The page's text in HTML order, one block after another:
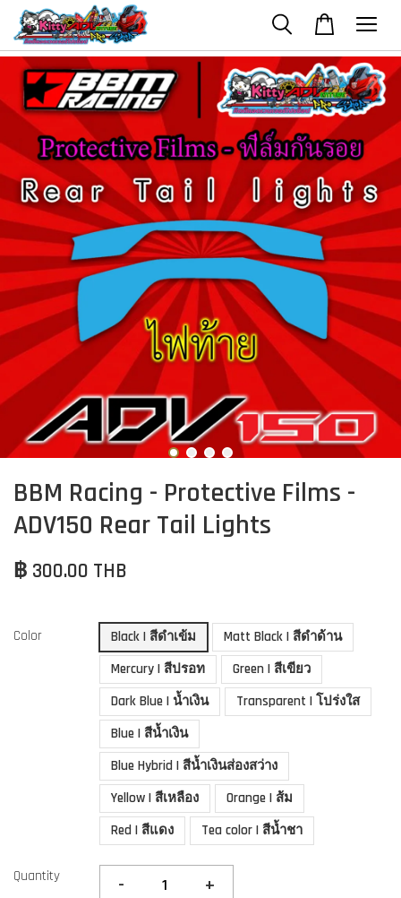
BBM Racing - Protective Films -
ADV150 Rear Tail Lights
฿ 300.00 THB
Color Black | สีดำเข้ม
Matt Black | สีดำด้าน
Mercury | สีปรอท
Green | สีเขียว
Dark Blue | น้ำเงิน
Transparent | โปร่งใส
Blue | สีน้ำเงิน
Blue Hybrid | สีน้ำเงินส่องสว่าง
Yellow | สีเหลือง
Orange | ส้ม
Red | สีแดง
Tea color | สีน้ำชา
Quantity - +